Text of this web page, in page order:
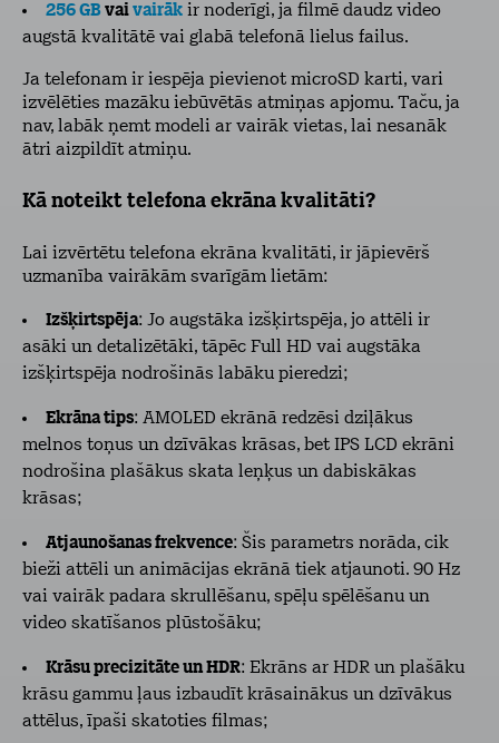
256 GBvaivairāk ir noderīgi, ja filmē daudz video
augstā kvalitātē vai glabā telefonā lielus failus.
Ja telefonam ir iespēja pievienot microSD karti, vari
izvēlēties mazāku iebūvētās atmiņas apjomu. Taču, ja
nav, labāk ņemt modeli ar vairāk vietas, lai nesanāk
ātri aizpildīt atmiņu.
Kā noteikt telefona ekrāna kvalitāti?
Lai izvērtētu telefona ekrāna kvalitāti, ir jāpievērš
uzmanība vairākām svarīgām lietām:
Izšķirtspēja: Jo augstāka izšķirtspēja, jo attēli ir
asāki un detalizētāki, tāpēc Full HD vai augstāka
izšķirtspēja nodrošinās labāku pieredzi;
Ekrāna tips: AMOLED ekrānā redzēsi dziļākus
melnos toņus un dzīvākas krāsas, bet IPS LCD ekrāni
nodrošina plašākus skata leņķus un dabiskākas
krāsas;
Atjaunošanas frekvence: Šis parametrs norāda, cik
bieži attēli un animācijas ekrānā tiek atjaunoti. 90 Hz
vai vairāk padara skrullēšanu, spēļu spēlēšanu un
video skatīšanos plūstošāku;
Krāsu precizitāte un HDR: Ekrāns ar HDR un plašāku
krāsu gammu ļaus izbaudīt krāsainākus un dzīvākus
attēlus, īpaši skatoties filmas;